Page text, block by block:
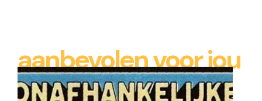
aanbevolen voor jou